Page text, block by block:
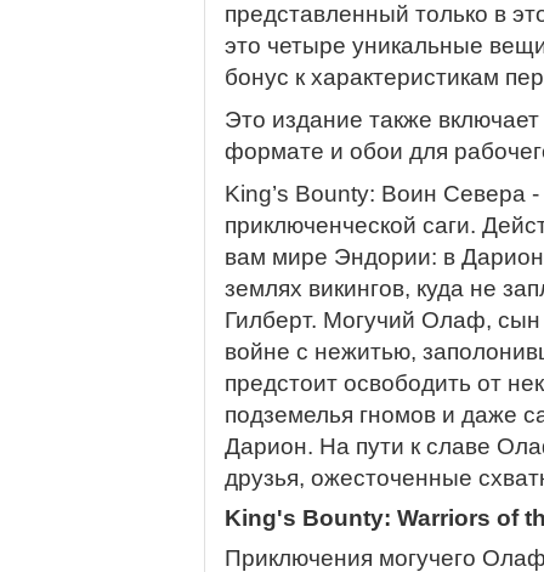
представленный только в
это четыре уникальные
бонус к характеристикам
Это издание также
формате и обои для
King’s Bounty: Воин Cевера
приключенческой саги.
вам мире Эндории: в
землях викингов, куда не
Гилберт. Могучий Олаф, сын
войне с нежитью,
предстоит освободить от
подземелья гномов и даже
Дарион. На пути к славе
друзья, ожесточенные
King's Bounty: Warriors of
Приключения могучего